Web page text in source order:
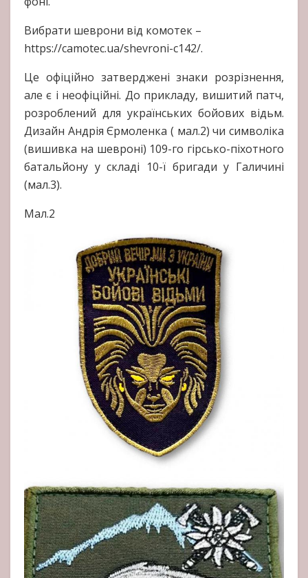
Вибрати шеврони від комотек –
https://camotec.ua/shevroni-c142/.
Це офіційно затверджені знаки розрізнення,
але є і неофіційні. До прикладу, вишитий патч,
розроблений для українських бойових відьм.
Дизайн Андрія Єрмоленка ( мал.2) чи символіка
(вишивка на шевроні) 109-го гірсько-піхотного
батальйону у складі 10-ї бригади у Галичині
(мал.3).
Мал.2